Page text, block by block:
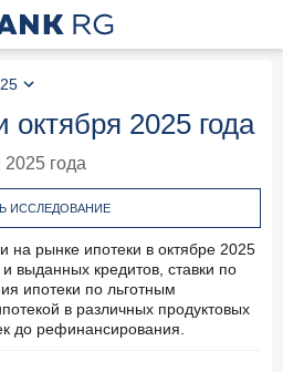
октября 2025 года
2025 года
ИССЛЕДОВАНИЕ
на рынке ипотеки в октябре 2025
выданных кредитов, ставки по
ипотеки по льготным
в различных продуктовых
до рефинансирования.